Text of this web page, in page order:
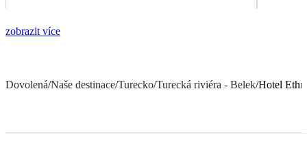
zobrazit více
Dovolená/Naše destinace/Turecko/Turecká riviéra - Belek/Hotel